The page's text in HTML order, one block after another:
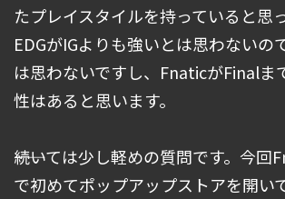
たプレイスタイルを持っていると思
EDGがIGよりも強いとは思わないの
は思わないですし、FnaticがFinalま
性はあると思います。
――続いては少し軽めの質問です。今
で初めてポップアップストアを開い